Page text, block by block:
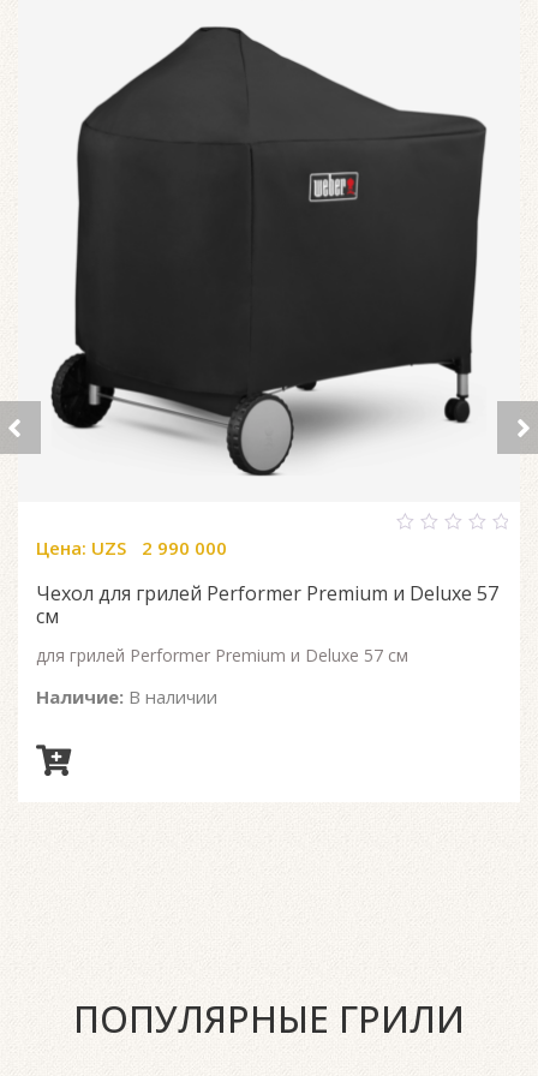
5
Цена: UZS 2 990 000
Чехол для грилей Performer Premium и Deluxe 57
см
для грилей Performer Premium и Deluxe 57 см
Наличие: В наличии
ПОПУЛЯРНЫЕ ГРИЛИ